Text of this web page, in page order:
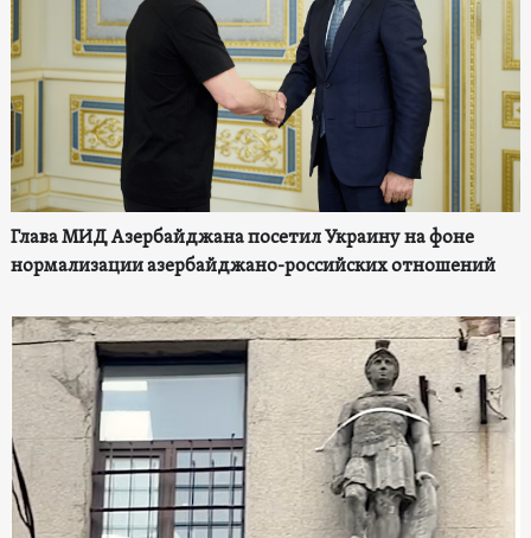
Глава МИД Азербайджана посетил Украину на фоне
нормализации азербайджано-российских отношений